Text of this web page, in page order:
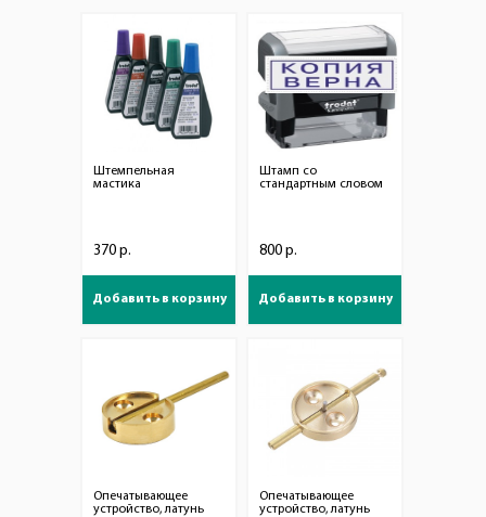
Штемпельная
мастика
370 р.
Добавить в корзину
Штамп со
стандартным словом
800 р.
Добавить в корзину
Опечатывающее
устройство, латунь
Опечатывающее
устройство, латунь